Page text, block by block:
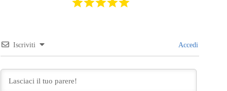
Iscriviti Accedi